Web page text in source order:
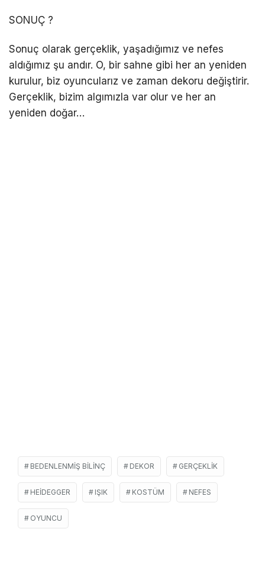
SONUÇ ?
Sonuç olarak gerçeklik, yaşadığımız ve nefes
aldığımız şu andır. O, bir sahne gibi her an yeniden
kurulur, biz oyuncularız ve zaman dekoru değiştirir.
Gerçeklik, bizim algımızla var olur ve her an
yeniden doğar…
BEDENLENMIŞ BILINÇ DEKOR GERÇEKLIK
HEIDEGGER IŞIK KOSTÜM NEFES
OYUNCU